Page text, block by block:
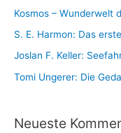
Kosmos – Wunderwelt
S. E. Harmon: Das
Joslan F. Keller:
Tomi Ungerer: Die
Neueste